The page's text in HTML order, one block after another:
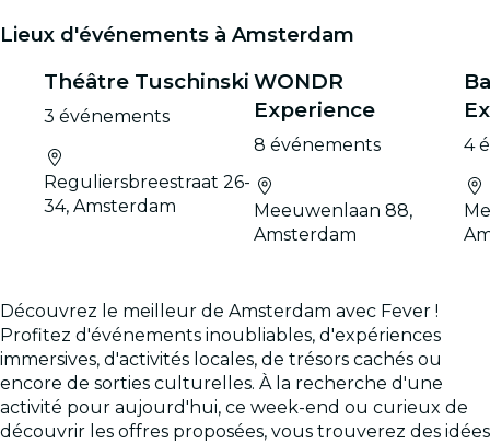
Lieux d'événements à Amsterdam
Théâtre Tuschinski
3 événements
Reguliersbreestraat 26-
34, Amsterdam
WONDR
Experience
8 événements
Meeuwenlaan 88,
Amsterdam
4
Découvrez le meilleur de Amsterdam avec Fever !
Profitez d'événements inoubliables, d'expériences
immersives, d'activités locales, de trésors cachés ou
encore de sorties culturelles. À la recherche d'une
activité pour aujourd'hui, ce week-end ou curieux de
découvrir les offres proposées, vous trouverez des idées